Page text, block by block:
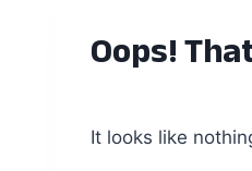
Oops!
It looks like